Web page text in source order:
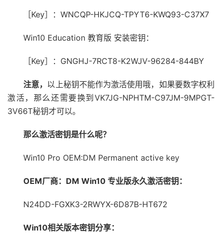
［Key］：WNCQP-HKJCQ-TPYT6-KWQ93-C37X7
Win10 Education 教育版 安装密钥：
［Key］：GNGHJ-7RCT8-K2WJV-96284-844BY
注意， 以上秘钥不能作为激活使用哦，如果要数字权利
激活，那么还需要换到VK7JG-NPHTM-C97JM-9MPGT-
3V66T秘钥才可以。
那么激活密钥是什么呢？
Win10 Pro OEM:DM Permanent active key
OEM厂商：DM Win10 专业版永久激活密钥：
N24DD-FGXK3-2RWYX-6D87B-HT672
Win10相关版本密钥分享：